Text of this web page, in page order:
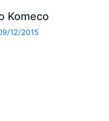
Komeco
12/2015